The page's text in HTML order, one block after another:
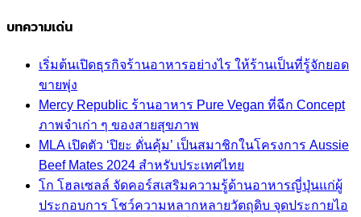
บทความเด่น
เริ่มต้นเปิดธุรกิจร้านอาหารอย่างไร ให้ร้านเป็นที่รู้จักยอด
ขายพุ่ง
Mercy Republic ร้านอาหาร Pure Vegan ที่ฉีก Concept
ภาพจำเก่า ๆ ของสายสุขภาพ
MLA เปิดตัว ‘ปิยะ ดั่นคุ้ม’ เป็นสมาชิกในโครงการ Aussie
Beef Mates 2024 สำหรับประเทศไทย
โก โฮลเซลล์ จัดคอร์สเสริมความรู้ด้านอาหารญี่ปุ่นแก่ผู้
ประกอบการ โชว์ความหลากหลายวัตถุดิบ จุดประกายไอ